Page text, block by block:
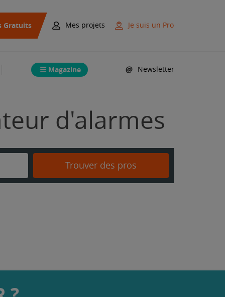
Gratuits Mes projets Je suis un Pro
Magazine Newsletter
d'alarmes
Trouver des pros